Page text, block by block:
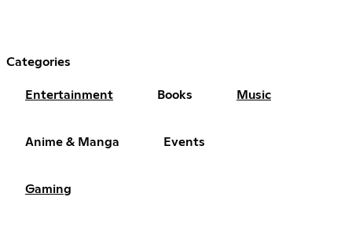
Categories
Entertainment Books Music
Anime & Manga Events
Gaming